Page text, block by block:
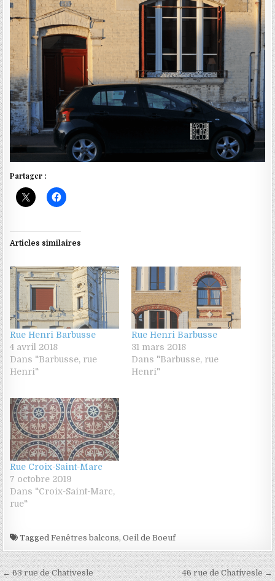
Partager :
Articles similaires
Rue Henri Barbusse
4 avril 2018
Dans "Barbusse, rue
Henri"
Rue Henri Barbusse
31 mars 2018
Dans "Barbusse, rue
Henri"
Rue Croix-Saint-Marc
7 octobre 2019
Dans "Croix-Saint-Marc,
rue"
TaggedFenêtres balcons,Oeil de Boeuf
Navigation de l’article 46 rue de Chativesle →
← 63 rue de Chativesle